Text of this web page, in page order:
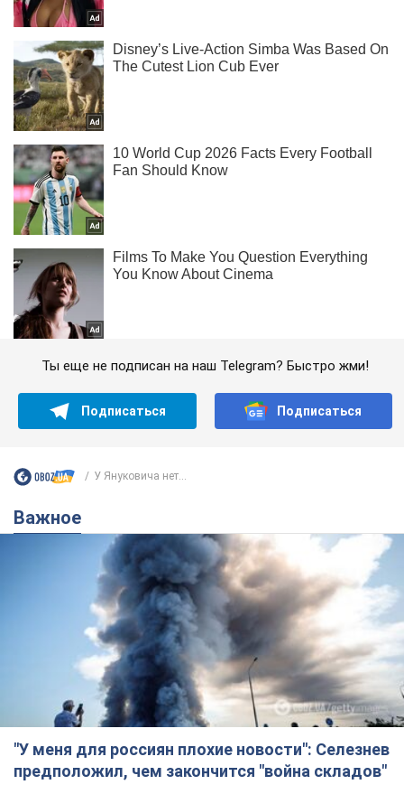
Ты еще не подписан на наш Telegram? Быстро жми!
Подписаться Подписаться
У Януковича нет...
Важное
"У меня для россиян плохие новости": Селезнев
предположил, чем закончится "война складов"